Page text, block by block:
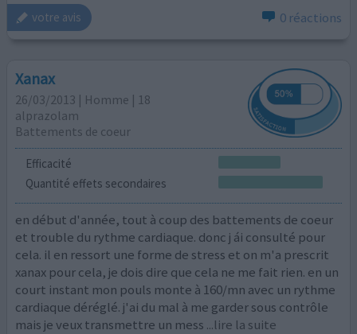
votre avis 0 réactions
Xanax
26/03/2013 | Homme | 18
alprazolam
Battements de coeur
Efficacité
Quantité effets secondaires
en début d'année, tout à coup des battements de coeur
et trouble du rythme cardiaque. donc j ái consulté pour
cela. il en ressort une forme de stress et on m'a prescrit
xanax pour cela, je dois dire que cela ne me fait rien. en un
court instant mon pouls monte à 160/mn avec un rythme
cardiaque déréglé. j'ai du mal à me garder sous contrôle
mais je veux transmettre un mess ...lire la suite